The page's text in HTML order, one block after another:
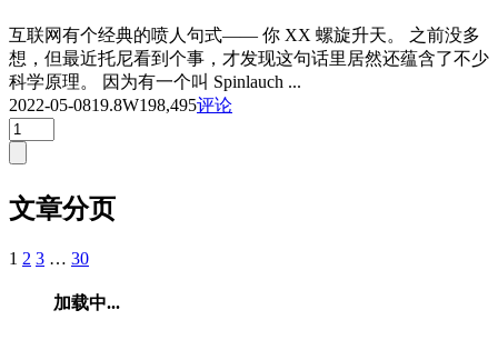
互联网有个经典的喷人句式—— 你 XX 螺旋升天。 之前没多
想，但最近托尼看到个事，才发现这句话里居然还蕴含了不少
科学原理。 因为有一个叫 Spinlauch ...
2022-05-0819.8W198,495评论
文章分页
1 2 3 … 30
加载中...